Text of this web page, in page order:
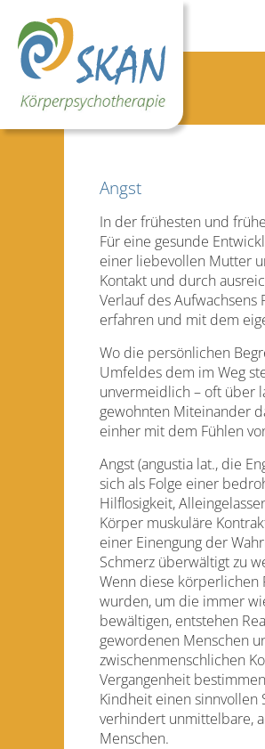
Angst
In der frühesten und
Für eine gesunde
einer liebevollen Mutter
Kontakt und durch
Verlauf des
erfahren und mit dem
Wo die persönlichen
Umfeldes dem im Weg
unvermeidlich – oft über
gewohnten Miteinander
einher mit dem Fühlen
Angst (angustia lat., die
sich als Folge einer
Hilflosigkeit,
Körper muskuläre
einer Einengung der
Schmerz überwältigt zu
Wenn diese körperlichen
wurden, um die immer
bewältigen, entstehen
gewordenen Menschen
zwischenmenschlichen
Vergangenheit
Kindheit einen sinnvollen
verhindert unmittelbare,
Menschen.